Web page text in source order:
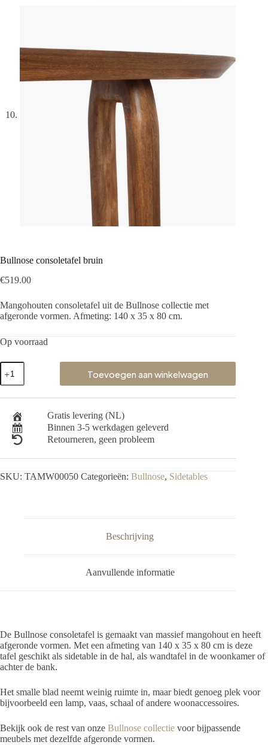
Bullnose consoletafel bruin
€519.00
Mangohouten consoletafel uit de Bullnose collectie met
afgeronde vormen. Afmeting: 140 x 35 x 80 cm.
Op voorraad
Toevoegen aan winkelwagen
Gratis levering (NL)
Binnen 3-5 werkdagen geleverd
Retourneren, geen probleem
SKU: TAMW00050 Categorieën: Bullnose, Sidetables
Beschrijving
Aanvullende informatie
De Bullnose consoletafel is gemaakt van massief mangohout en heeft
afgeronde vormen. Met een afmeting van 140 x 35 x 80 cm is deze
tafel geschikt als sidetable in de hal, als wandtafel in de woonkamer of
achter de bank.
Het smalle blad neemt weinig ruimte in, maar biedt genoeg plek voor
bijvoorbeeld een lamp, vaas, schaal of andere woonaccessoires.
Bekijk ook de rest van onze Bullnose collectie voor bijpassende
meubels met dezelfde afgeronde vormen.